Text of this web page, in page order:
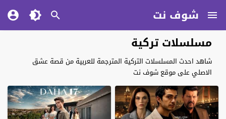
شوف نت
مسلسلات تركية
شاهد احدث المسلسلات التركية المترجمة للعربية من قصة عشق
الاصلي على موقع شوف نت